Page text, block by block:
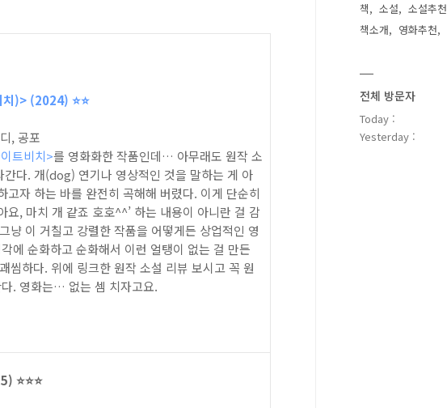
)> (2024) ⭐️⭐️
, 공포
트비치>를 영화화한 작품인데… 아무래도 원작 소
간다. 개(dog) 연기나 영상적인 것을 말하는 게 아
고자 하는 바를 완전히 곡해해 버렸다. 이게 단순히
요, 마치 개 같죠 호호^^’ 하는 내용이 아니란 걸 감
냥 이 거칠고 강렬한 작품을 어떻게든 상업적인 영
에 순화하고 순화해서 이런 얼탱이 없는 걸 만든
씸하다. 위에 링크한 원작 소설 리뷰 보시고 꼭 원
. 영화는… 없는 셈 치자고요.
⭐️⭐️⭐️
책
소설 소설추천
책소개
영화추천
전체 방문자
Today :
Yesterday :